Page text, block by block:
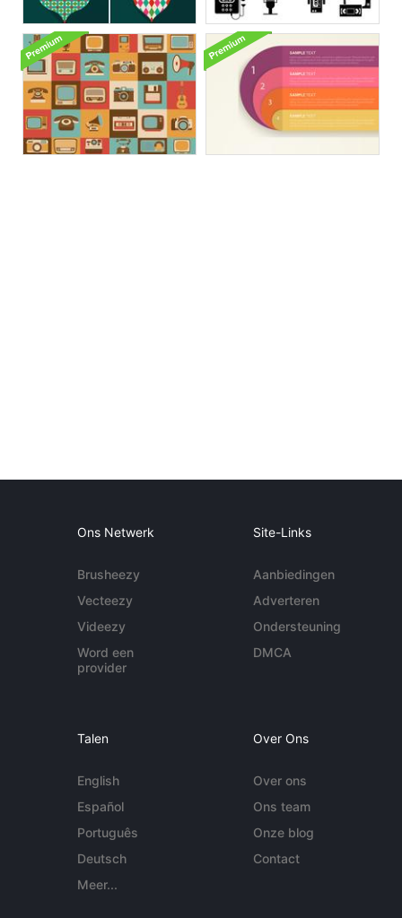
Ons Netwerk
Brusheezy
Vecteezy
Videezy
Word een
provider
Site-Links
Aanbiedingen
Adverteren
Ondersteuning
DMCA
Talen
English
Español
Português
Deutsch
Meer...
Over Ons
Over ons
Ons team
Onze blog
Contact